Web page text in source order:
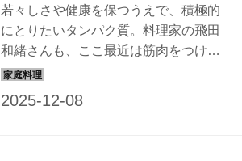
若々しさや健康を保つうえで、積極的
にとりたいタンパク質。料理家の飛田
和緒さんも、ここ最近は筋肉をつける
ために意識的にとっているのだそう。